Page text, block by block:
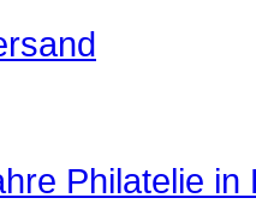
Philatelie in